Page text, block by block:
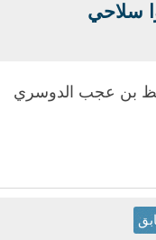
سلاحي
بن عجب الدوسري